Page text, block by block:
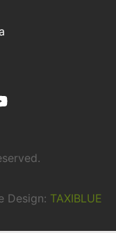
Design: TAXIBLUE